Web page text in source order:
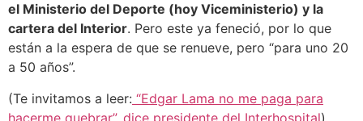
el Ministerio del Deporte (hoy Viceministerio) y la
cartera del Interior. Pero este ya feneció, por lo que
están a la espera de que se renueve, pero “para uno 20
a 50 años”.
(Te invitamos a leer: “Edgar Lama no me paga para
hacerme quebrar”, dice presidente del Interhospital)